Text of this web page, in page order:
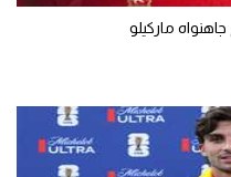
ماركيلو